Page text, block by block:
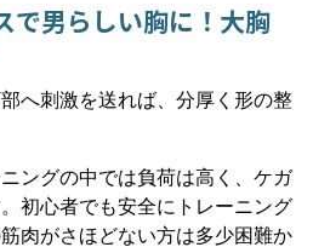
で男らしい胸に！大胸
へ刺激を送れば、分厚く形の整
ングの中では負荷は高く、ケガ
初心者でも安全にトレーニング
肉がさほどない方は多少困難か